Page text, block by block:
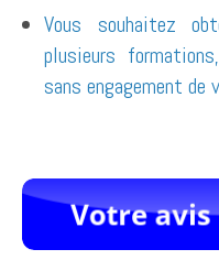
Vous souhaitez
plusieurs
sans engagement de